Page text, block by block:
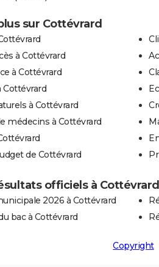
sur Cottévrard
à Cottévrard
à Cottévrard
Cottévrard
à Cottévrard
médecins à Cottévrard
de Cottévrard
officiels à Cottévrard
2026 à Cottévrard
bac à Cottévrard
Copyright